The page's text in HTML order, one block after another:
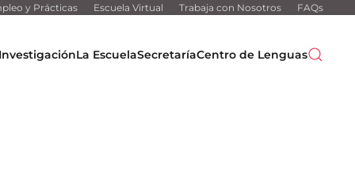
y Prácticas Escuela Virtual Trabaja con Nosotros FAQs
La EscuelaSecretaríaCentro de Lenguas